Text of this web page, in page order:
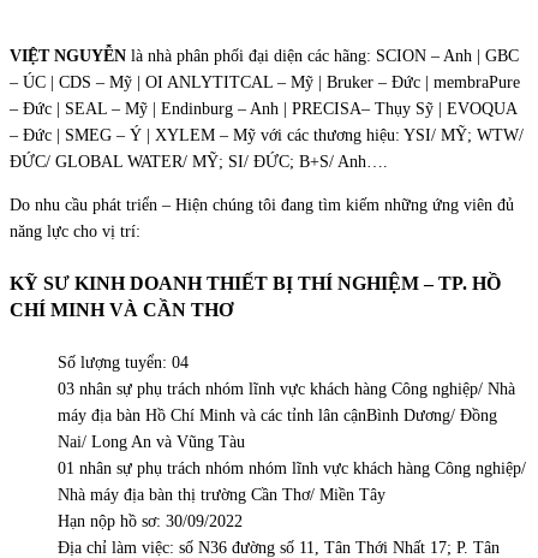
VIỆT NGUYỄN là nhà phân phối đại diện các hãng: SCION – Anh | GBC
– ÚC | CDS – Mỹ | OI ANLYTITCAL – Mỹ | Bruker – Đức | membraPure
– Đức | SEAL – Mỹ | Endinburg – Anh | PRECISA– Thụy Sỹ | EVOQUA
– Đức | SMEG – Ý | XYLEM – Mỹ với các thương hiệu: YSI/ MỸ; WTW/
ĐỨC/ GLOBAL WATER/ MỸ; SI/ ĐỨC; B+S/ Anh….
Do nhu cầu phát triển – Hiện chúng tôi đang tìm kiếm những ứng viên đủ
năng lực cho vị trí:
KỸ SƯ KINH DOANH THIẾT BỊ THÍ NGHIỆM– TP. HỒ
CHÍ MINH VÀ CẦN THƠ
Số lượng tuyển: 04
03 nhân sự phụ trách nhóm lĩnh vực khách hàng Công nghiệp/ Nhà
máy địa bàn Hồ Chí Minh và các tỉnh lân cậnBình Dương/ Đồng
Nai/ Long An và Vũng Tàu
01 nhân sự phụ trách nhóm nhóm lĩnh vực khách hàng Công nghiệp/
Nhà máy địa bàn thị trường Cần Thơ/ Miền Tây
Hạn nộp hồ sơ: 30/09/2022
Địa chỉ làm việc: số N36 đường số 11, Tân Thới Nhất 17; P. Tân